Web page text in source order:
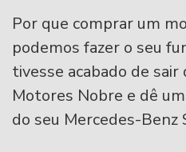
Por que comprar um
podemos fazer o seu
tivesse acabado de sair
Motores Nobre e dê
do seu Mercedes-Benz